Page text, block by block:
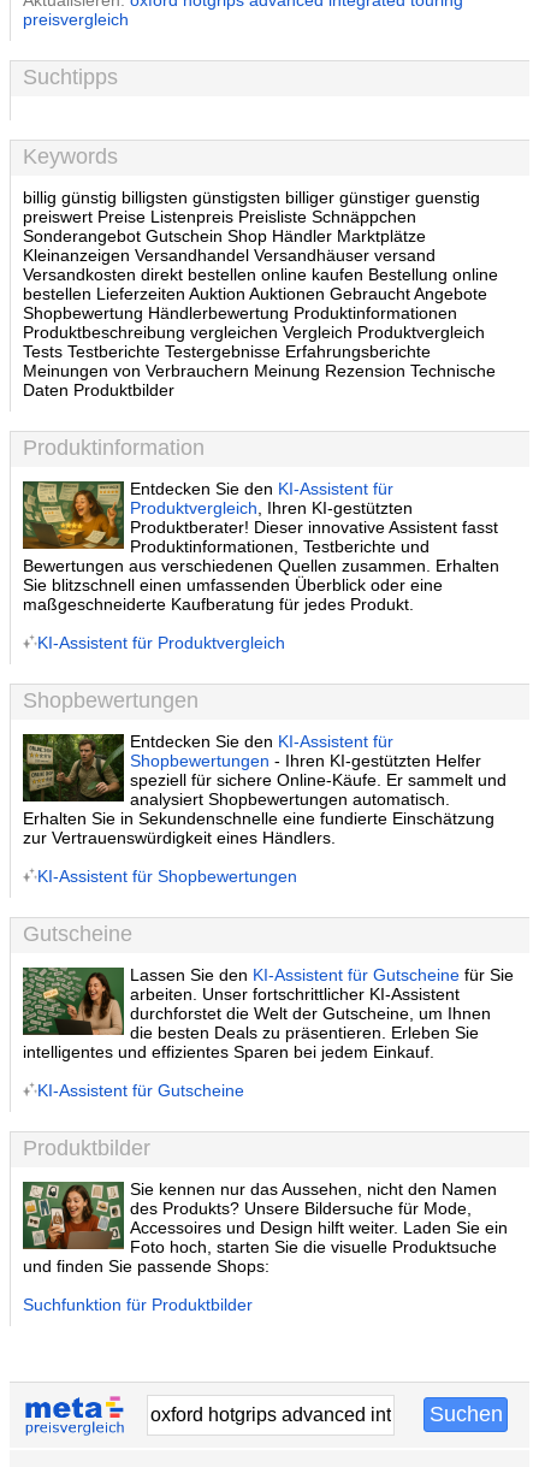
preisvergleich
Suchtipps
Keywords
billig günstig billigsten günstigsten billiger günstiger guenstig
preiswert Preise Listenpreis Preisliste Schnäppchen
Sonderangebot Gutschein Shop Händler Marktplätze
Kleinanzeigen Versandhandel Versandhäuser versand
Versandkosten direkt bestellen online kaufen Bestellung online
bestellen Lieferzeiten Auktion Auktionen Gebraucht Angebote
Shopbewertung Händlerbewertung Produktinformationen
Produktbeschreibung vergleichen Vergleich Produktvergleich
Tests Testberichte Testergebnisse Erfahrungsberichte
Meinungen von Verbrauchern Meinung Rezension Technische
Daten Produktbilder
Produktinformation
Entdecken Sie den KI-Assistent für
Produktvergleich , Ihren KI-gestützten
Produktberater! Dieser innovative Assistent fasst
Produktinformationen, Testberichte und
Bewertungen aus verschiedenen Quellen zusammen. Erhalten
Sie blitzschnell einen umfassenden Überblick oder eine
maßgeschneiderte Kaufberatung für jedes Produkt.
KI-Assistent für Produktvergleich
Shopbewertungen
Entdecken Sie den KI-Assistent für
Shopbewertungen - Ihren KI-gestützten Helfer
speziell für sichere Online-Käufe. Er sammelt und
analysiert Shopbewertungen automatisch.
Erhalten Sie in Sekundenschnelle eine fundierte Einschätzung
zur Vertrauenswürdigkeit eines Händlers.
KI-Assistent für Shopbewertungen
Gutscheine
Lassen Sie den KI-Assistent für Gutscheine für Sie
arbeiten. Unser fortschrittlicher KI-Assistent
durchforstet die Welt der Gutscheine, um Ihnen
die besten Deals zu präsentieren. Erleben Sie
intelligentes und effizientes Sparen bei jedem Einkauf.
KI-Assistent für Gutscheine
Produktbilder
Sie kennen nur das Aussehen, nicht den Namen
des Produkts? Unsere Bildersuche für Mode,
Accessoires und Design hilft weiter. Laden Sie ein
Foto hoch, starten Sie die visuelle Produktsuche
und finden Sie passende Shops:
Suchfunktion für Produktbilder